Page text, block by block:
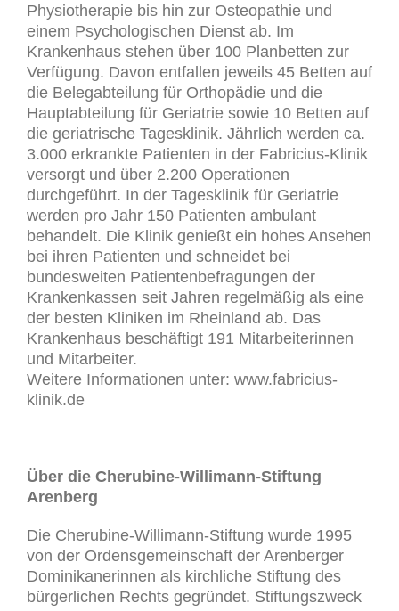
Physiotherapie bis hin zur Osteopathie und
einem Psychologischen Dienst ab. Im
Krankenhaus stehen über 100 Planbetten zur
Verfügung. Davon entfallen jeweils 45 Betten auf
die Belegabteilung für Orthopädie und die
Hauptabteilung für Geriatrie sowie 10 Betten auf
die geriatrische Tagesklinik. Jährlich werden ca.
3.000 erkrankte Patienten in der Fabricius-Klinik
versorgt und über 2.200 Operationen
durchgeführt. In der Tagesklinik für Geriatrie
werden pro Jahr 150 Patienten ambulant
behandelt. Die Klinik genießt ein hohes Ansehen
bei ihren Patienten und schneidet bei
bundesweiten Patientenbefragungen der
Krankenkassen seit Jahren regelmäßig als eine
der besten Kliniken im Rheinland ab. Das
Krankenhaus beschäftigt 191 Mitarbeiterinnen
und Mitarbeiter.
Weitere Informationen unter: www.fabricius-
klinik.de
Über die Cherubine-Willimann-Stiftung
Arenberg
Die Cherubine-Willimann-Stiftung wurde 1995
von der Ordensgemeinschaft der Arenberger
Dominikanerinnen als kirchliche Stiftung des
bürgerlichen Rechts gegründet. Stiftungszweck